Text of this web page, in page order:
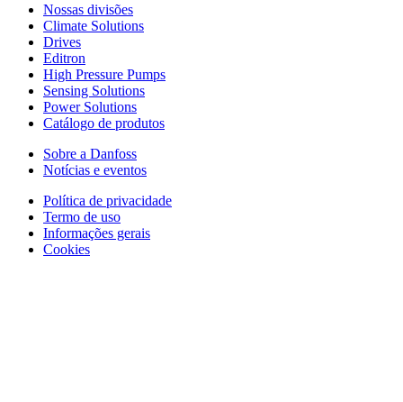
Nossas divisões
Climate Solutions
Drives
Editron
High Pressure Pumps
Sensing Solutions
Power Solutions
Catálogo de produtos
Sobre a Danfoss
Notícias e eventos
Política de privacidade
Termo de uso
Informações gerais
Cookies